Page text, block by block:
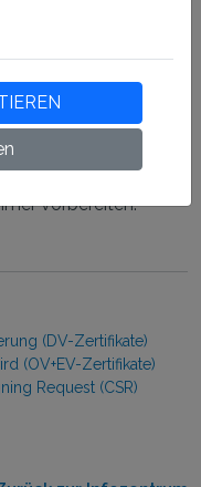
abgeschlossen
ist es möglich,
die Einzelheiten
Link zum Live-Chat
Behörde. Sie
vorbereiten.
(DV-Zertifikate)
(OV+EV-Zertifikate)
Request (CSR)